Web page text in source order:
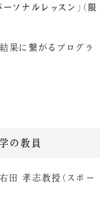
ソナルレッスン」（限
果に繋がるプログラ
の教員
田 孝志教授（スポー